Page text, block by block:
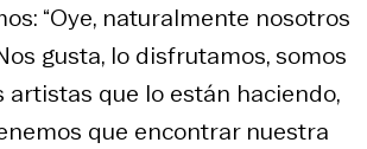
“Oye, naturalmente nosotros
gusta, lo disfrutamos, somos
artistas que lo están haciendo,
que encontrar nuestra